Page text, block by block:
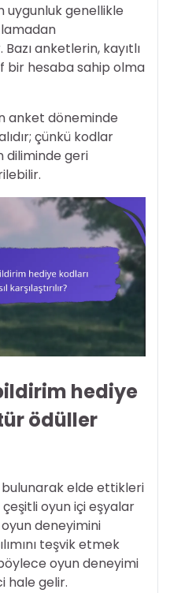
uygunluk genellikle
anketlerin, kayıtlı
bir hesaba sahip olma
anket döneminde
çünkü kodlar
diliminde geri
hediye
ödüller
elde ettikleri
çeşitli oyun içi eşyalar
deneyimini
teşvik etmek
oyun deneyimi
hale gelir.